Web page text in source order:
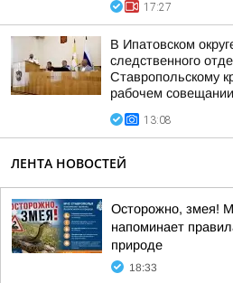
17:27
В Ипатовском
следственного
Ставропольскому
рабочем совещании
13:08
ЛЕНТА НОВОСТЕЙ
Осторожно, змея!
напоминает
природе
18:33